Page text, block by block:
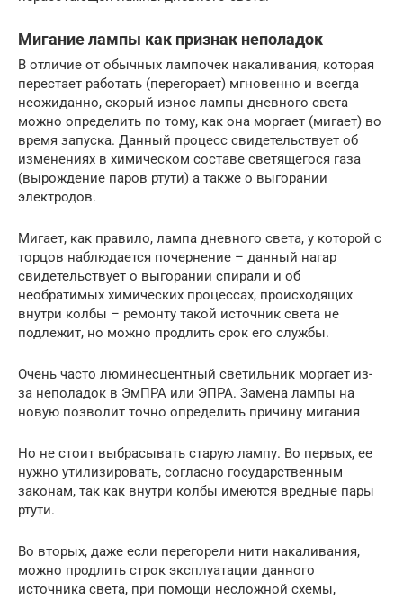
Мигание лампы как признак неполадок
В отличие от обычных лампочек накаливания, которая
перестает работать (перегорает) мгновенно и всегда
неожиданно, скорый износ лампы дневного света
можно определить по тому, как она моргает (мигает) во
время запуска. Данный процесс свидетельствует об
изменениях в химическом составе светящегося газа
(вырождение паров ртути) а также о выгорании
электродов.
Мигает, как правило, лампа дневного света, у которой с
торцов наблюдается почернение – данный нагар
свидетельствует о выгорании спирали и об
необратимых химических процессах, происходящих
внутри колбы – ремонту такой источник света не
подлежит, но можно продлить срок его службы.
Очень часто люминесцентный светильник моргает из-
за неполадок в ЭмПРА или ЭПРА. Замена лампы на
новую позволит точно определить причину мигания
Но не стоит выбрасывать старую лампу. Во первых, ее
нужно утилизировать, согласно государственным
законам, так как внутри колбы имеются вредные пары
ртути.
Во вторых, даже если перегорели нити накаливания,
можно продлить строк эксплуатации данного
источника света, при помощи несложной схемы,